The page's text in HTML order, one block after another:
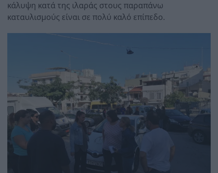
κάλυψη κατά της ιλαράς στους παραπάνω
καταυλισμούς είναι σε πολύ καλό επίπεδο.